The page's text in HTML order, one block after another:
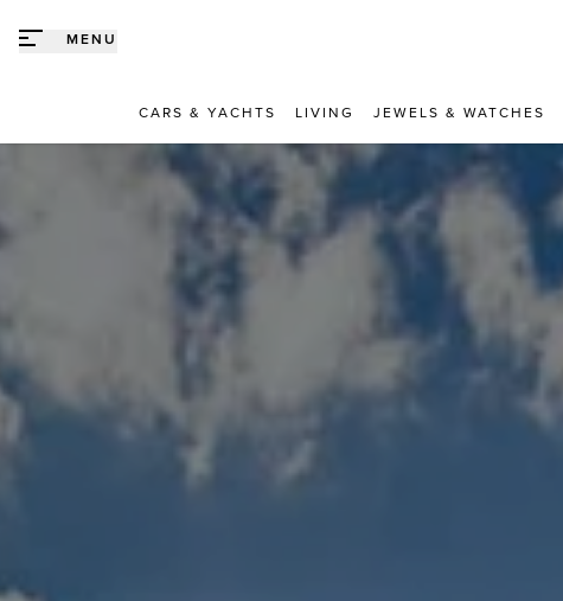
MENU
CARS & YACHTS LIVING JEWELS & WATCHES